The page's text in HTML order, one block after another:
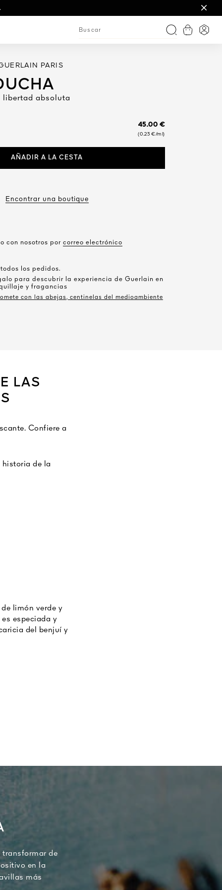
BuscarVer cesta
PARIS
libertad absoluta
45.00 €
(0.23 €/ml)
AÑADIR A LA CESTA
Encontrar una boutique
con nosotros por correo electrónico
los pedidos.
para descubrir la experiencia de Guerlain en
y fragancias
con las abejas, centinelas del medioambiente
LAS
Confiere a
historia de la
limón verde y
especiada y
del benjuí y
transformar de
en la
más